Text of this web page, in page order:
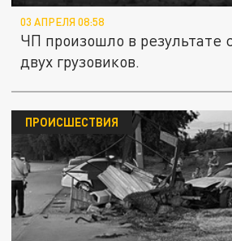
03 АПРЕЛЯ 08:58
ЧП произошло в результате
двух грузовиков.
ПРОИСШЕСТВИЯ